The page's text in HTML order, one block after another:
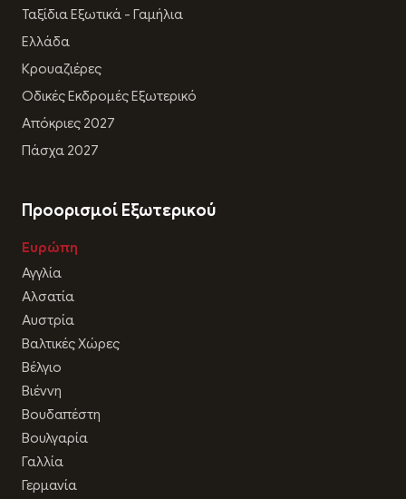
Ταξίδια Εξωτικά - Γαμήλια
Ελλάδα
Κρουαζιέρες
Οδικές Εκδρομές Εξωτερικό
Απόκριες 2027
Πάσχα 2027
Προορισμοί Εξωτερικού
Ευρώπη
Αγγλία
Αλσατία
Αυστρία
Βαλτικές Χώρες
Βέλγιο
Βιέννη
Βουδαπέστη
Βουλγαρία
Γαλλία
Γερμανία